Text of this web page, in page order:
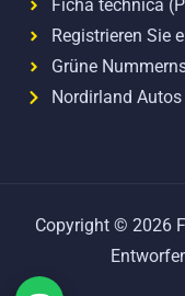
Ficha technica
Registrieren Sie
Grüne
Nordirland Autos
Copyright © 2026